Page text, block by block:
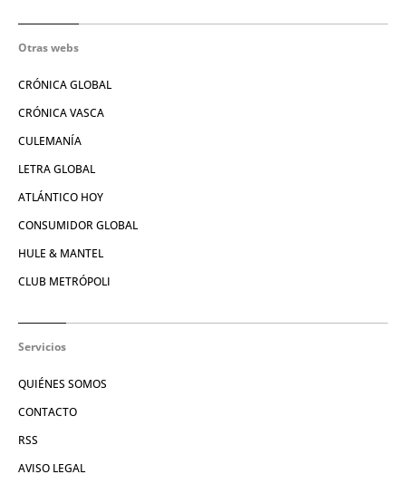
Otras webs
CRÓNICA GLOBAL
CRÓNICA VASCA
CULEMANÍA
LETRA GLOBAL
ATLÁNTICO HOY
CONSUMIDOR GLOBAL
HULE & MANTEL
CLUB METRÓPOLI
Servicios
QUIÉNES SOMOS
CONTACTO
RSS
AVISO LEGAL